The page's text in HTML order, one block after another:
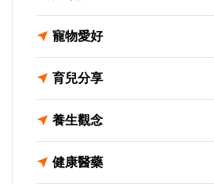
寵物愛好
育兒分享
養生觀念
健康醫藥